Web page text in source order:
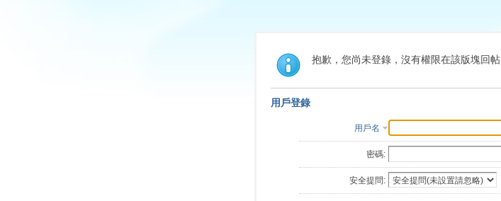
索
抱歉，您尚未登錄，沒有權限在該版塊回帖
用戶登錄
用戶名
密碼:
安全提問: